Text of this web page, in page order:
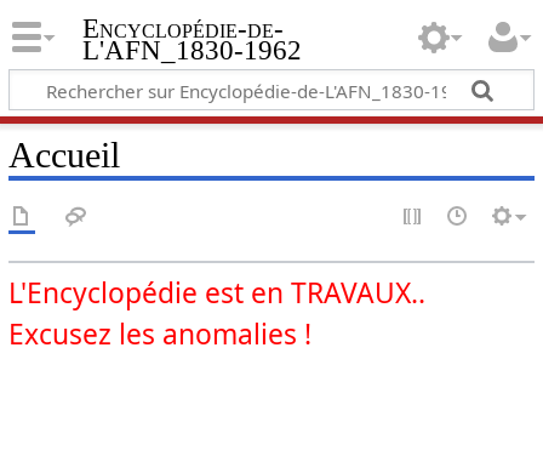
Encyclopédie-de-
L'AFN_1830-1962
Accueil
L'Encyclopédie est en TRAVAUX..
Excusez les anomalies !